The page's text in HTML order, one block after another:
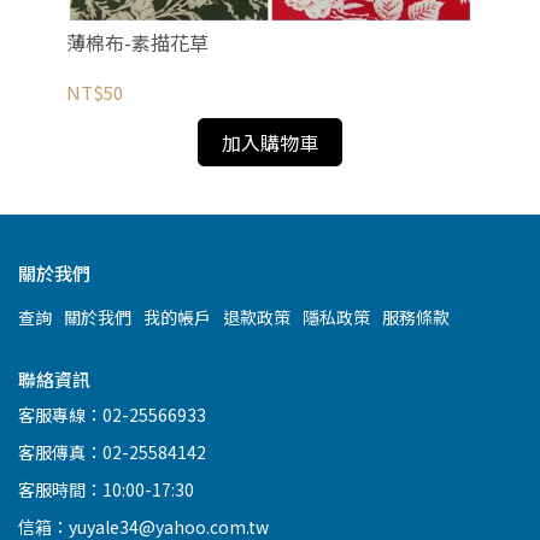
薄棉布-素描花草
NT$50
加入購物車
關於我們
查詢 關於我們 我的帳戶 退款政策 隱私政策 服務條款
聯絡資訊
客服專線：02-25566933
客服傳真：02-25584142
客服時間：10:00-17:30
信箱：yuyale34@yahoo.com.tw